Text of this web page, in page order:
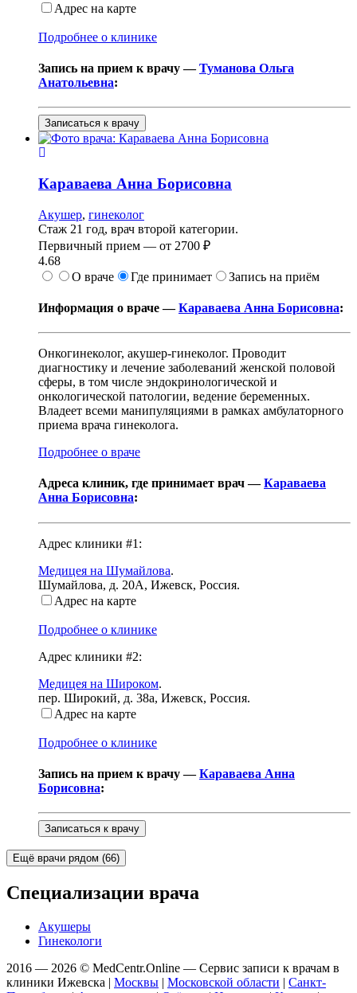
Адрес на карте
Подробнее о клинике
Запись на прием к врачу —Туманова Ольга
Анатольевна:
Записаться к врачу
Караваева Анна Борисовна
Акушер, гинеколог
Стаж 21 год, врач второй категории.
Первичный прием — от 2700 ₽
4.68
О враче
Где принимает Запись на приём
Информация о враче —Караваева Анна Борисовна:
Онкогинеколог, акушер-гинеколог. Проводит
диагностику и лечение заболеваний женской половой
сферы, в том числе эндокринологической и
онкологической патологии, ведение беременных.
Владеет всеми манипуляциями в рамках амбулаторного
приема врача гинеколога.
Подробнее о враче
Адреса клиник, где принимает врач —Караваева
Анна Борисовна:
Адрес клиники #1:
Медицея на Шумайлова.
Шумайлова, д. 20А, Ижевск, Россия.
Адрес на карте
Подробнее о клинике
Адрес клиники #2:
Медицея на Широком.
пер. Широкий, д. 38а, Ижевск, Россия.
Адрес на карте
Подробнее о клинике
Запись на прием к врачу —Караваева Анна
Борисовна:
Записаться к врачу
Ещё врачи рядом (66)
Специализации врача
Акушеры
Гинекологи
2016 — 2026 © MedCentr.Online — Сервис записи к врачам в
клиники Ижевска | Москвы | Московской области | Санкт-